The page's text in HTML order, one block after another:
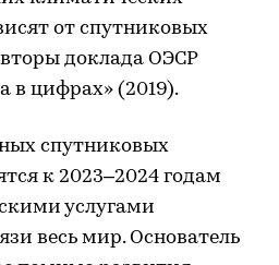
от спутниковых
доклада ОЭСР
в цифрах» (2019).
спутниковых
к 2023–2024 годам
услугами
весь мир. Основатель